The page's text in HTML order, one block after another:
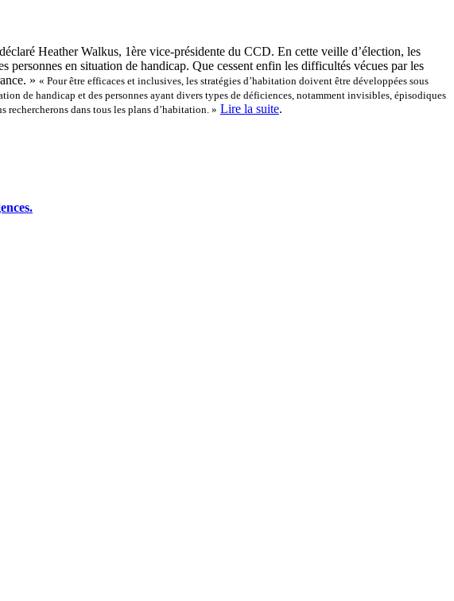
Heather Walkus, 1ère vice-présidente du CCD. En cette veille d’élection, les
personnes en situation de handicap. Que cessent enfin les difficultés vécues par les
» « Pour être efficaces et inclusives, les stratégies d’habitation doivent être développées sous
de handicap et des personnes ayant divers types de déficiences, notamment invisibles, épisodiques
dans tous les plans d’habitation. » Lire la suite.